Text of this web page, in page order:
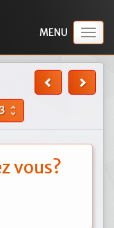
unfold_more
vous?